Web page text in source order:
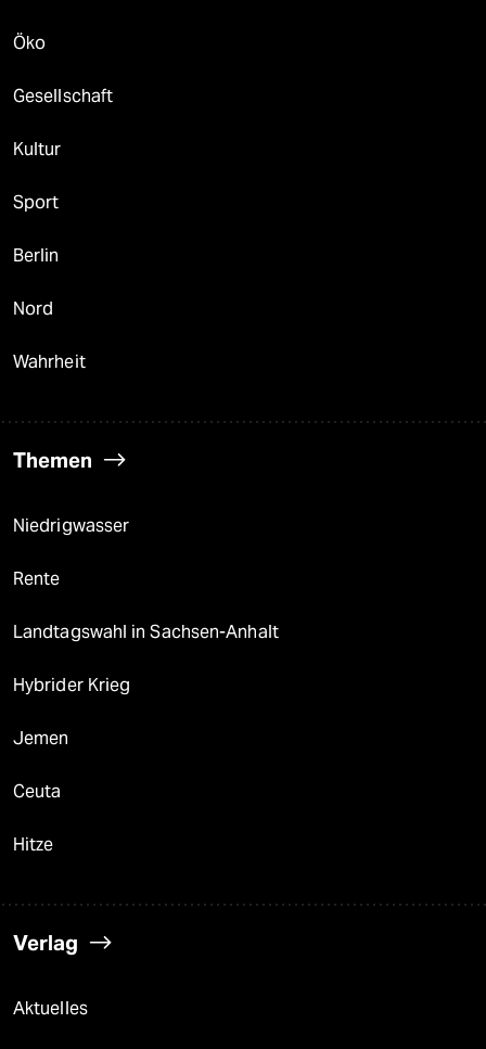
Öko
Gesellschaft
Kultur
Sport
Berlin
Nord
Wahrheit
Themen
Niedrigwasser
Rente
Landtagswahl in Sachsen-Anhalt
Hybrider Krieg
Jemen
Ceuta
Hitze
Verlag
Aktuelles